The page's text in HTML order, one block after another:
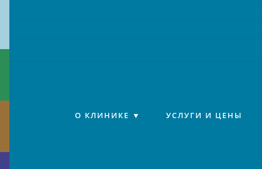
О КЛИНИКЕ УСЛУГИ И ЦЕНЫ